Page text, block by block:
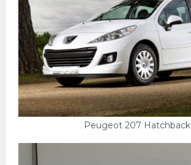
Peugeot 207 Hatchback